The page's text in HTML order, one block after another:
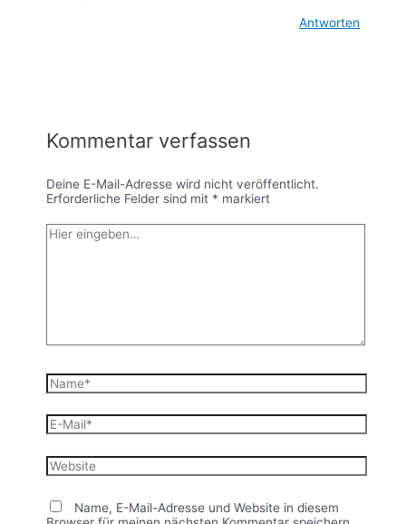
Antworten
Kommentar verfassen
Deine E-Mail-Adresse wird nicht veröffentlicht.
Erforderliche Felder sind mit * markiert
Hier
eingeben…
Name*
E-
Mail*
Website
Name, E-Mail-Adresse und Website in diesem